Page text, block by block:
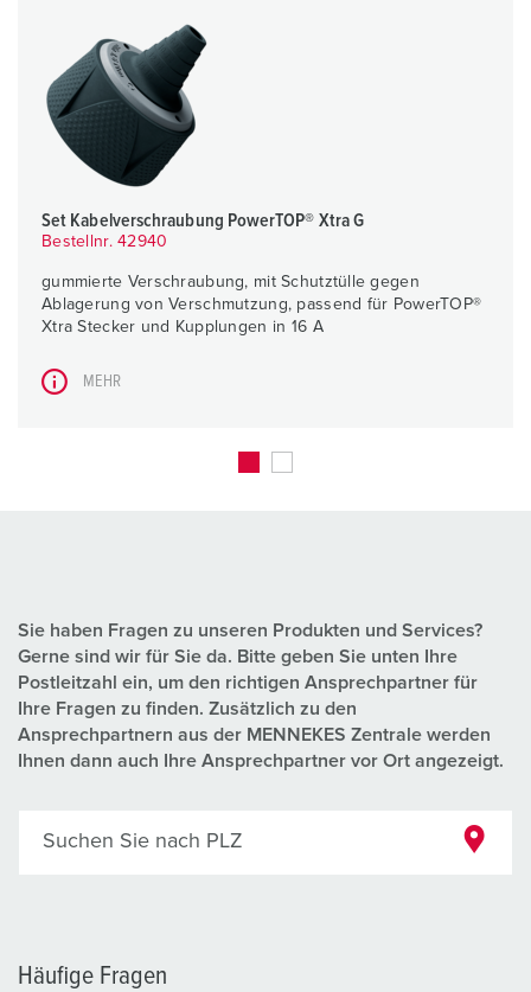
Set Kabelverschraubung PowerTOP® Xtra G
Bestellnr. 42940
gummierte Verschraubung, mit Schutztülle gegen
Ablagerung von Verschmutzung, passend für PowerTOP®
Xtra Stecker und Kupplungen in 16 A
MEHR
Sie haben Fragen zu unseren Produkten und Services?
Gerne sind wir für Sie da. Bitte geben Sie unten Ihre
Postleitzahl ein, um den richtigen Ansprechpartner für
Ihre Fragen zu finden. Zusätzlich zu den
Ansprechpartnern aus der MENNEKES Zentrale werden
Ihnen dann auch Ihre Ansprechpartner vor Ort angezeigt.
Suchen Sie nach PLZ
Häufige Fragen